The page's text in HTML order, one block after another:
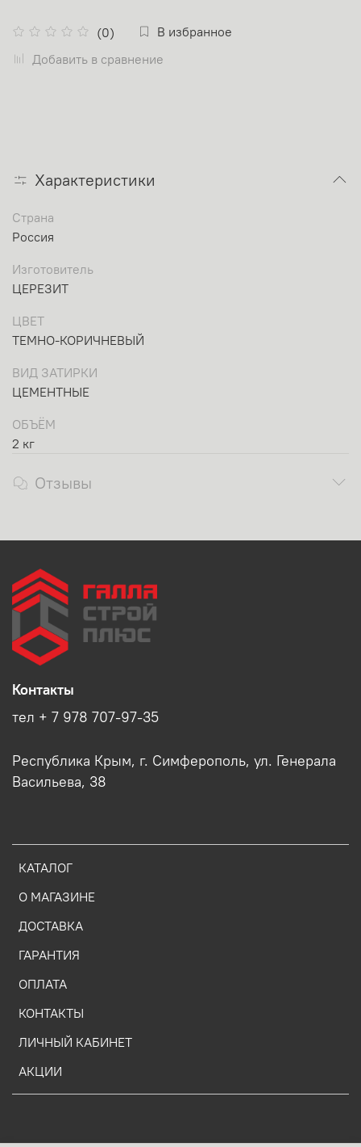
(0)
В избранное
Добавить в сравнение
Характеристики
Страна
Россия
Изготовитель
ЦЕРЕЗИТ
ЦВЕТ
ТЕМНО-КОРИЧНЕВЫЙ
ВИД ЗАТИРКИ
ЦЕМЕНТНЫЕ
ОБЪЁМ
2 кг
Отзывы
КАТАЛОГ
О МАГАЗИНЕ
ДОСТАВКА
ГАРАНТИЯ
ОПЛАТА
КОНТАКТЫ
ЛИЧНЫЙ КАБИНЕТ
АКЦИИ
Контакты
тел + 7 978 707-97-35
Республика Крым, г. Симферополь, ул. Генерала
Васильева, 38